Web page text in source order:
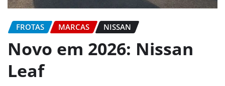
FROTAS MARCAS NISSAN
Novo em 2026: Nissan
Leaf